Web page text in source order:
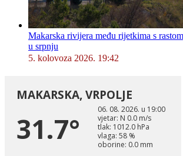
Makarska rivijera među rijetkima s
u srpnju
5. kolovoza 2026. 19:42